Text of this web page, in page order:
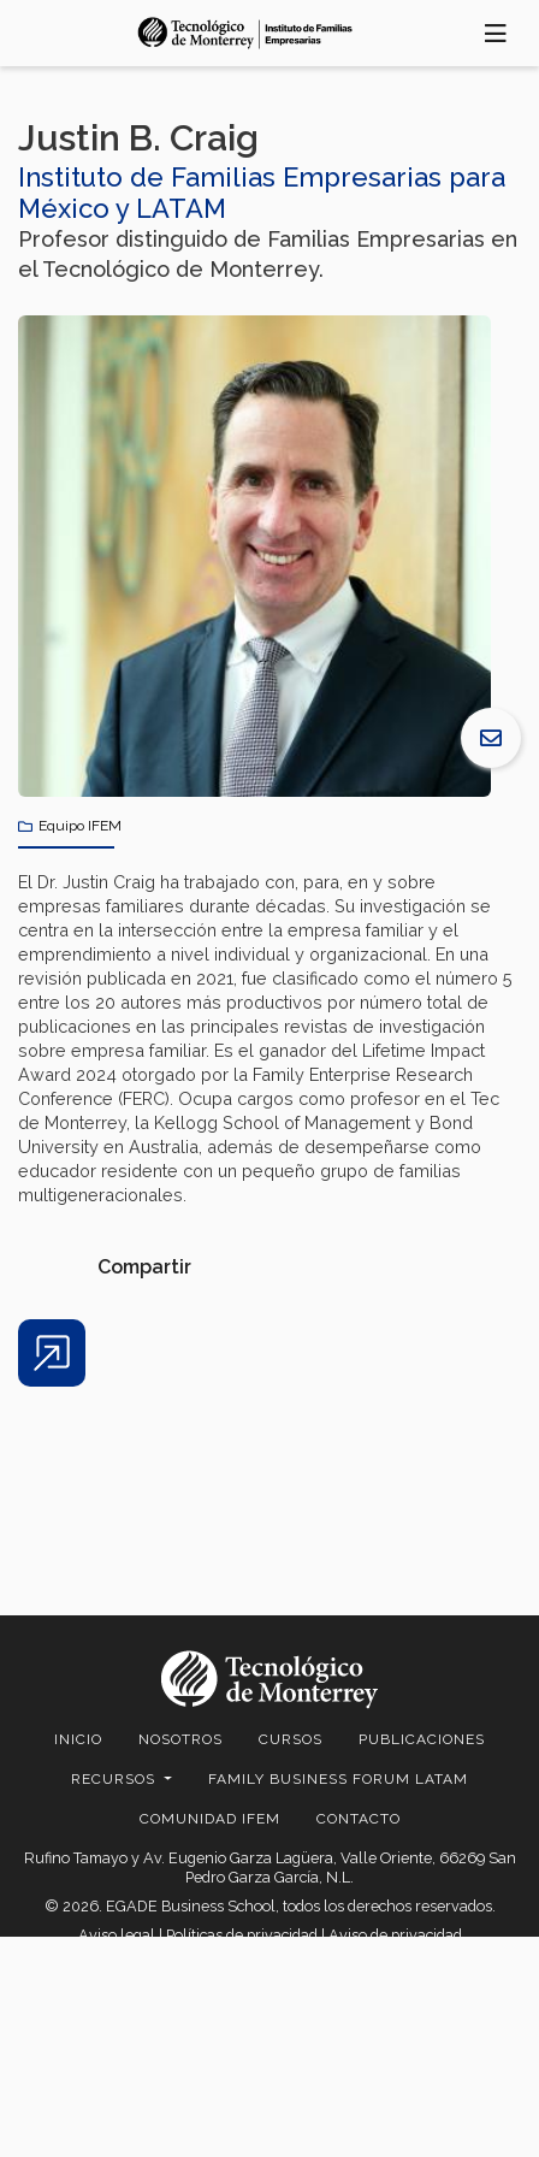
Justin B. Craig
Instituto de Familias Empresarias para
México y LATAM
Profesor distinguido de Familias Empresarias en
el Tecnológico de Monterrey.
Equipo IFEM
El Dr. Justin Craig ha trabajado con, para, en y sobre
empresas familiares durante décadas. Su investigación se
centra en la intersección entre la empresa familiar y el
emprendimiento a nivel individual y organizacional. En una
revisión publicada en 2021, fue clasificado como el número 5
entre los 20 autores más productivos por número total de
publicaciones en las principales revistas de investigación
sobre empresa familiar. Es el ganador del Lifetime Impact
Award 2024 otorgado por la Family Enterprise Research
Conference (FERC). Ocupa cargos como profesor en el Tec
de Monterrey, la Kellogg School of Management y Bond
University en Australia, además de desempeñarse como
educador residente con un pequeño grupo de familias
multigeneracionales.
Share
Compartir
INICIO NOSOTROS CURSOS PUBLICACIONES
RECURSOS FAMILY BUSINESS FORUM LATAM
COMUNIDAD IFEM CONTACTO
Rufino Tamayo y Av. Eugenio Garza Lagüera, Valle Oriente, 66269 San
Pedro Garza García, N.L.
© 2026. EGADE Business School, todos los derechos reservados.
Aviso legal|Políticas de privacidad|Aviso de privacidad